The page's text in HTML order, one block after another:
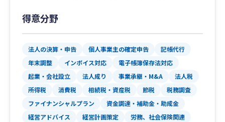
得意分野
法人の決算・申告 個人事業主の確定申告
記帳代行
年末調整
インボイス対応
電子帳簿保存法対応
起業・会社設立
法人成り 事業承継・M&A
法人税
所得税
消費税 相続税・資産税 節税
税務調査
ファイナンシャルプラン
資金調達・補助金・助成金
経営アドバイス
経営計画策定
労務、社会保険関連